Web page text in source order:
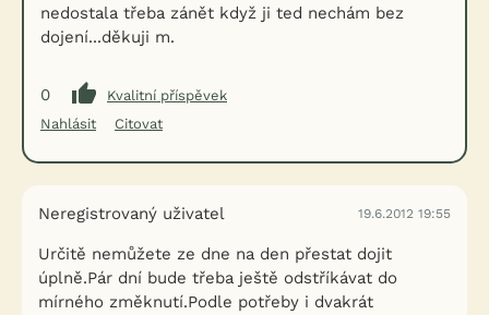
nedostala třeba zánět když ji ted nechám bez
dojení...děkuji m.
0
Kvalitní příspěvek
Nahlásit
Citovat
Neregistrovaný uživatel 19.6.2012 19:55
Určitě nemůžete ze dne na den přestat dojit
úplně.Pár dní bude třeba ještě odstříkávat do
mírného změknutí.Podle potřeby i dvakrát